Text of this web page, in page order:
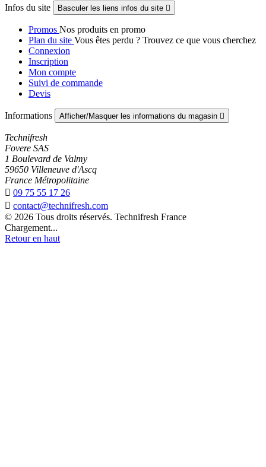
Infos du site Basculer les liens infos du site 
Promos Nos produits en promo
Plan du site Vous êtes perdu ? Trouvez ce que vous cherchez
Connexion
Inscription
Mon compte
Suivi de commande
Devis
Informations Afficher/Masquer les informations du magasin 
Technifresh
Fovere SAS
1 Boulevard de Valmy
59650 Villeneuve d'Ascq
France Métropolitaine
 09 75 55 17 26
 contact@technifresh.com
© 2026 Tous droits réservés. Technifresh France
Chargement...
Retour en haut